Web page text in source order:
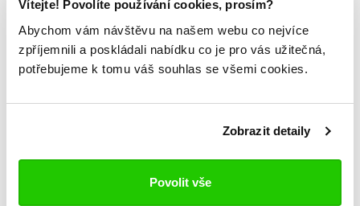
Vítejte! Povolíte používání cookies, prosím?
Abychom vám návštěvu na našem webu co nejvíce
zpříjemnili a poskládali nabídku co je pro vás užitečná,
potřebujeme k tomu váš souhlas se všemi cookies.
Zobrazit detaily
Povolit vše
Bauer FITLAB
Navštivte nás na